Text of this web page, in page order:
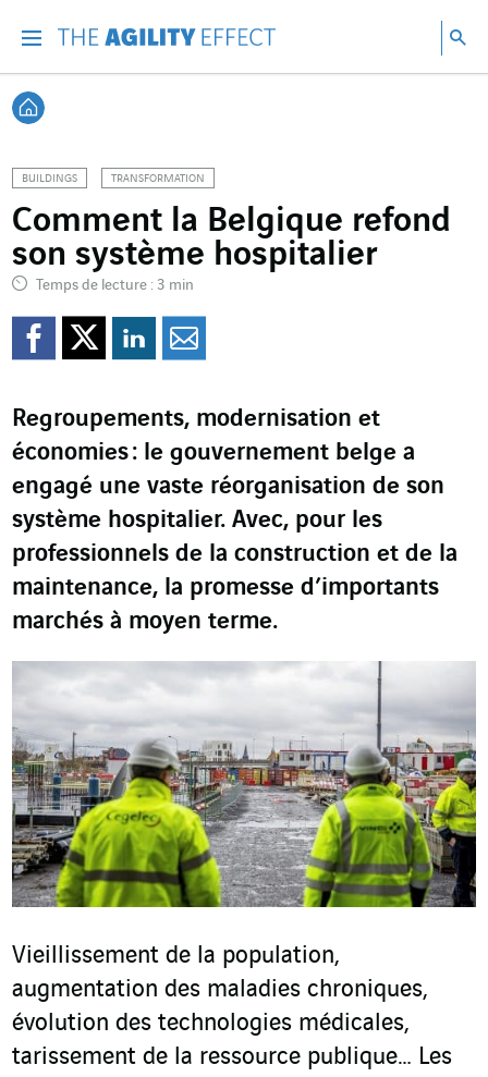
Retour à l'accueil
BUILDINGS TRANSFORMATION
Comment la Belgique refond
son système hospitalier
Temps de lecture : 3 min
Partager sur Facebook
Partager sur Twitter
Partager sur
Regroupements, modernisation et
économies : le gouvernement belge a
engagé une vaste réorganisation de son
système hospitalier. Avec, pour les
professionnels de la construction et de la
maintenance, la promesse d’importants
marchés à moyen terme.
Vieillissement de la population,
augmentation des maladies chroniques,
évolution des technologies médicales,
tarissement de la ressource publique… Les